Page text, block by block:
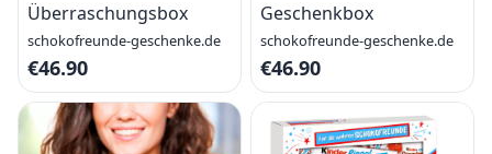
Überraschungsbox
schokofreunde-geschenke.de
€46.90
Geschenkbox
schokofreunde-geschenke.de
€46.90